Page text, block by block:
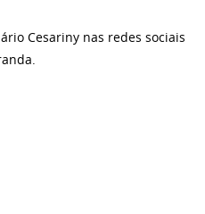
Cesariny nas redes sociais